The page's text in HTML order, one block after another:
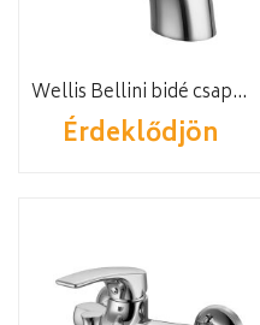
Wellis Bellini bidé csaptelep
Érdeklődjön